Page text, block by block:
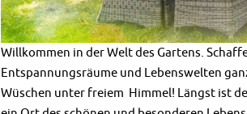
Willkommen in der Welt des Gartens.
Entspannungsräume und Lebenswelten
Wüschen unter freiem Himmel! Längst ist